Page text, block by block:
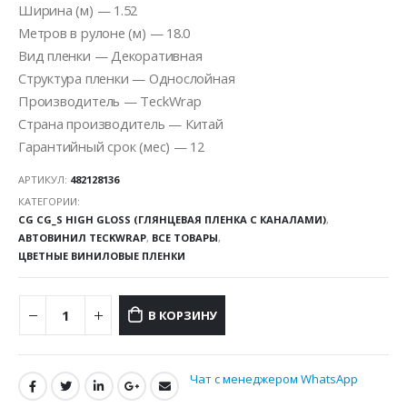
Ширина (м) — 1.52
Метров в рулоне (м) — 18.0
Вид пленки — Декоративная
Структура пленки — Однослойная
Производитель — TeckWrap
Страна производитель — Китай
Гарантийный срок (мес) — 12
АРТИКУЛ: 482128136
КАТЕГОРИИ:
CG CG_S HIGH GLOSS (ГЛЯНЦЕВАЯ ПЛЕНКА С КАНАЛАМИ),
АВТОВИНИЛ TECKWRAP, ВСЕ ТОВАРЫ,
ЦВЕТНЫЕ ВИНИЛОВЫЕ ПЛЕНКИ
В КОРЗИНУ
Чат с менеджером WhatsApp